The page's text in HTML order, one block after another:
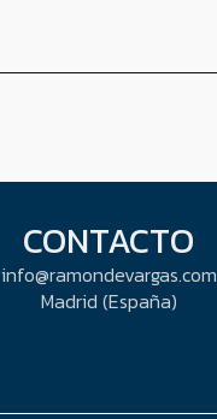
CONTACTO
info@ramondevargas.com
Madrid (España)